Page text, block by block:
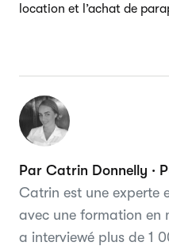
location et l’achat de
Par Catrin Donnelly ·
Catrin est une experte
avec une formation en
a interviewé plus de 1